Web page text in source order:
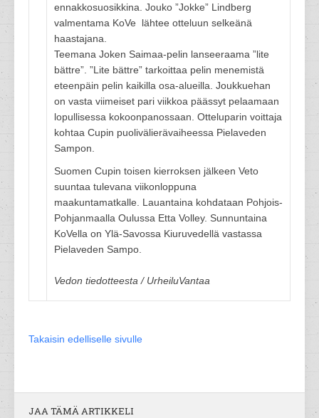
ennakkosuosikkina. Jouko ”Jokke” Lindberg
valmentama KoVe lähtee otteluun selkeänä
haastajana.
Teemana Joken Saimaa-pelin lanseeraama ”lite
bättre”. ”Lite bättre” tarkoittaa pelin menemistä
eteenpäin pelin kaikilla osa-alueilla. Joukkuehan
on vasta viimeiset pari viikkoa päässyt pelaamaan
lopullisessa kokoonpanossaan. Otteluparin voittaja
kohtaa Cupin puolivälierävaiheessa Pielaveden
Sampon.
Suomen Cupin toisen kierroksen jälkeen Veto
suuntaa tulevana viikonloppuna
maakuntamatkalle. Lauantaina kohdataan Pohjois-
Pohjanmaalla Oulussa Etta Volley. Sunnuntaina
KoVella on Ylä-Savossa Kiuruvedellä vastassa
Pielaveden Sampo.
Vedon tiedotteesta / UrheiluVantaa
Takaisin edelliselle sivulle
JAA TÄMÄ ARTIKKELI